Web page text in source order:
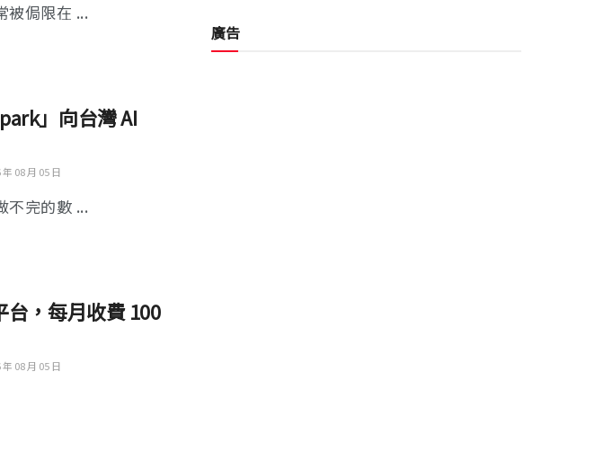
被侷限在 ...
」向台灣 AI
08 月 05 日
不完的數 ...
台，每月收費 100
08 月 05 日
廣告